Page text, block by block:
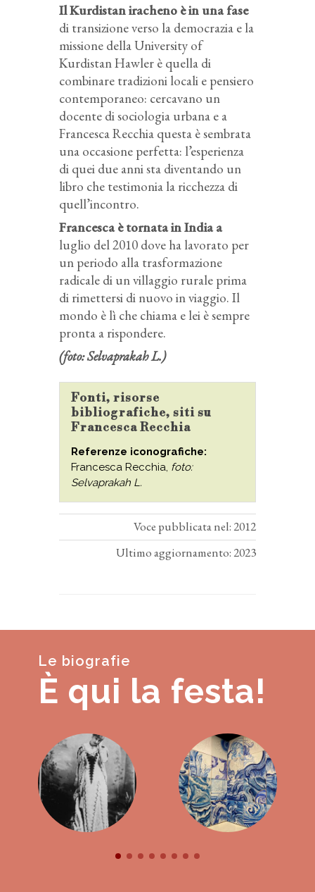
Il Kurdistan iracheno è in una fase
di transizione verso la democrazia e la
missione della University of
Kurdistan Hawler è quella di
combinare tradizioni locali e pensiero
contemporaneo: cercavano un
docente di sociologia urbana e a
Francesca Recchia questa è sembrata
una occasione perfetta: l’esperienza
di quei due anni sta diventando un
libro che testimonia la ricchezza di
quell’incontro.
Francesca è tornata in India a
luglio del 2010 dove ha lavorato per
un periodo alla trasformazione
radicale di un villaggio rurale prima
di rimettersi di nuovo in viaggio. Il
mondo è lì che chiama e lei è sempre
pronta a rispondere.
(foto: Selvaprakah L.)
Fonti, risorse
bibliografiche, siti su
Francesca Recchia
Referenze iconografiche:
Francesca Recchia, foto:
Selvaprakah L.
Voce pubblicata nel: 2012
Ultimo aggiornamento: 2023
Le biografie
È qui la festa!